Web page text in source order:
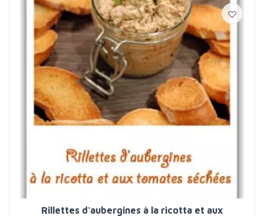
Rillettes d'aubergines à la ricotta et aux